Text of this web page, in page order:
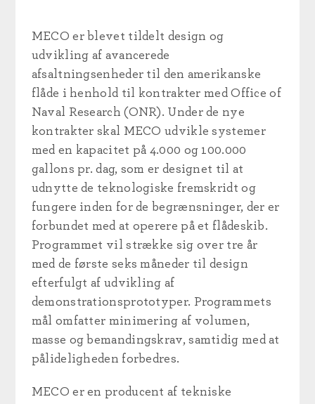
MECO er blevet tildelt design og
udvikling af avancerede
afsaltningsenheder til den amerikanske
flåde i henhold til kontrakter med Office of
Naval Research (ONR). Under de nye
kontrakter skal MECO udvikle systemer
med en kapacitet på 4.000 og 100.000
gallons pr. dag, som er designet til at
udnytte de teknologiske fremskridt og
fungere inden for de begrænsninger, der er
forbundet med at operere på et flådeskib.
Programmet vil strække sig over tre år
med de første seks måneder til design
efterfulgt af udvikling af
demonstrationsprototyper. Programmets
mål omfatter minimering af volumen,
masse og bemandingskrav, samtidig med at
pålideligheden forbedres.
MECO er en producent af tekniske